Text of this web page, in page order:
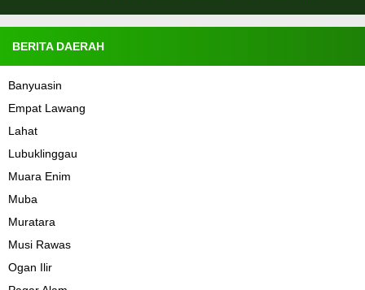
BERITA DAERAH
Banyuasin
Empat Lawang
Lahat
Lubuklinggau
Muara Enim
Muba
Muratara
Musi Rawas
Ogan Ilir